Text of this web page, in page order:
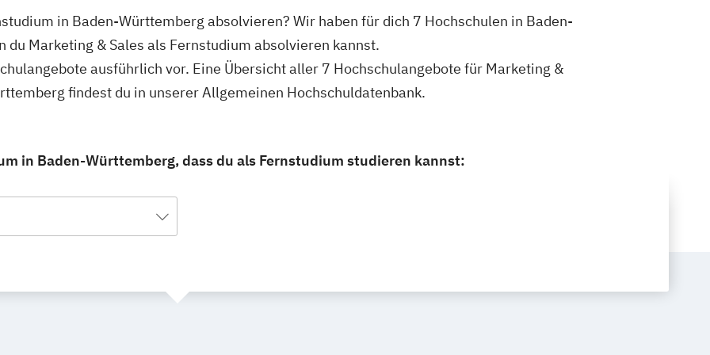
in Baden-Württemberg absolvieren? Wir haben für dich 7 Hochschulen in Baden-
Marketing & Sales als Fernstudium absolvieren kannst.
ausführlich vor. Eine Übersicht aller 7 Hochschulangebote für Marketing &
findest du in unserer Allgemeinen Hochschuldatenbank.
in Baden-Württemberg, dass du als Fernstudium studieren kannst: